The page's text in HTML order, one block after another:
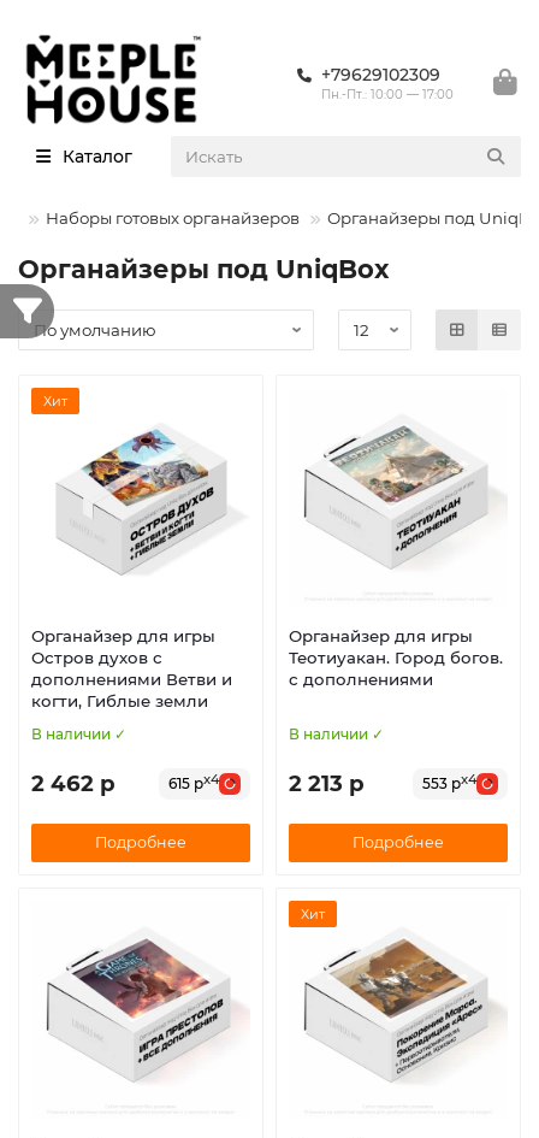
+79629102309
Пн.-Пт.: 10:00 — 17:00
Каталог
Наборы готовых органайзеров Органайзеры под
Органайзеры под UniqBox
Хит
Органайзер для игры
Остров духов с
дополнениями Ветви и
когти, Гиблые земли
В наличии ✓
2 462 р 615 рx4
Подробнее
Органайзер для игры
Теотиуакан. Город богов.
с дополнениями
В наличии ✓
2 213 р 553 рx4
Подробнее
Хит